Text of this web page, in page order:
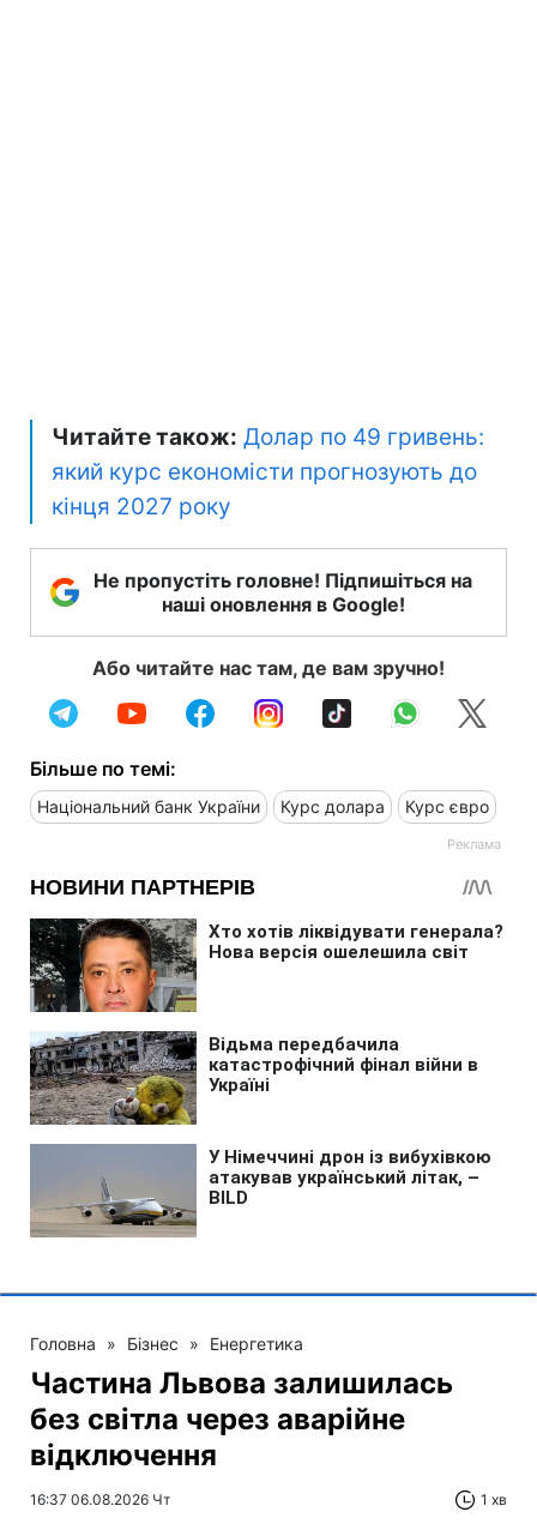
Читайте також: Долар по 49 гривень:
який курс економісти прогнозують до
кінця 2027 року
Не пропустіть головне! Підпишіться на
наші оновлення в Google!
Або читайте нас там, де вам зручно!
Більше по темі:
Національний банк України Курс долара Курс євро
Головна » Бізнес » Енергетика
Частина Львова залишилась
без світла через аварійне
відключення
16:37 06.08.2026 Чт 1 хв